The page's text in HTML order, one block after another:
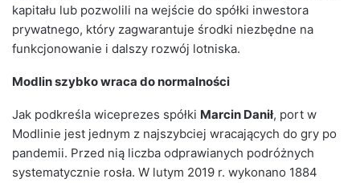
kapitału lub pozwolili na wejście do spółki inwestora
prywatnego, który zagwarantuje środki niezbędne na
funkcjonowanie i dalszy rozwój lotniska.
Modlin szybko wraca do normalności
Jak podkreśla wiceprezes spółki Marcin Danił, port w
Modlinie jest jednym z najszybciej wracających do gry po
pandemii. Przed nią liczba odprawianych podróżnych
systematycznie rosła. W lutym 2019 r. wykonano 1884